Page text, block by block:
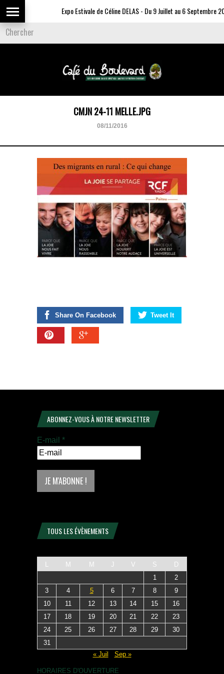
Expo Estivale de Céline DELAS - Du 9 Juillet au 6 Septembre
CMJN 24-11 MELLE.JPG
08/11/2016
Share On Facebook Tweet It
ABONNEZ-VOUS À NOTRE NEWSLETTER
E-mail *
TOUS LES ÉVÈNEMENTS
L M M J V S
D
1
2
3
4 5 6 7 8
9
10
11 12 13 14 15
16
17
18 19 20 21 22
23
24
25 26 27 28 29
30
31
« Juil
Sep »
HORAIRES D'OUVERTURE